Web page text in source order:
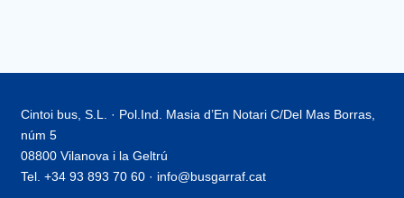
Cintoi bus, S.L. · Pol.Ind. Masia d’En Notari C/Del Mas Borras,
núm 5
08800 Vilanova i la Geltrú
Tel. +34 93 893 70 60 · info@busgarraf.cat